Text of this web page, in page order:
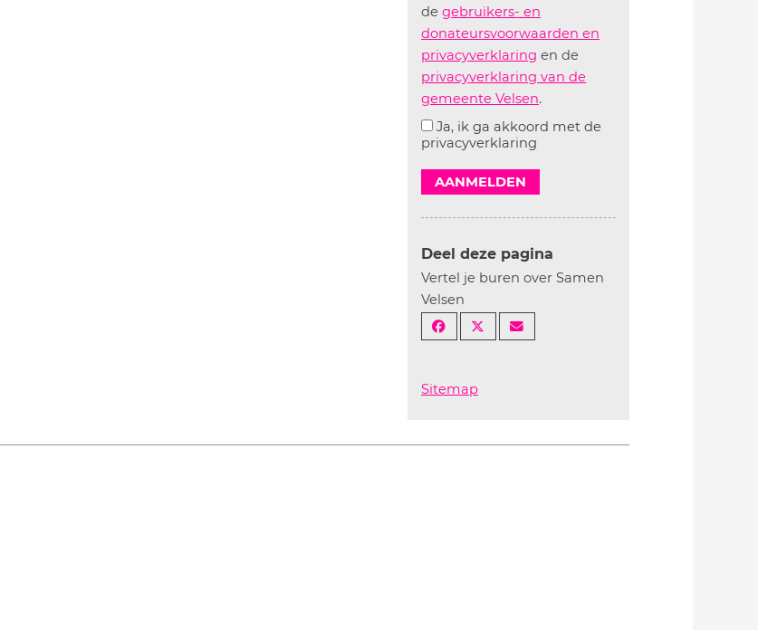
de gebruikers- en
donateursvoorwaarden en
privacyverklaring en de
privacyverklaring van de
gemeente Velsen.
Ja, ik ga akkoord met de
privacyverklaring
AANMELDEN
Deel deze pagina
Vertel je buren over Samen
Velsen
Sitemap